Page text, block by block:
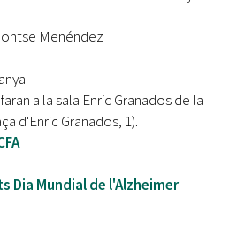
Menéndez
a la sala Enric Granados de la
d'Enric Granados, 1).
Dia Mundial de l'Alzheimer